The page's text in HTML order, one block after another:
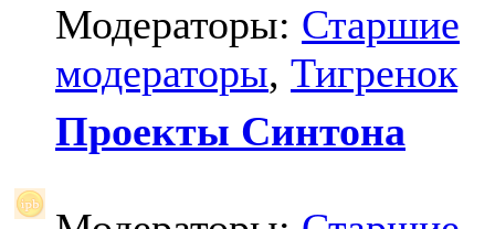
Модераторы: Старшие
модераторы, Тигренок
Проекты Синтона